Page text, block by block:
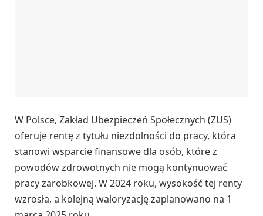
W Polsce, Zakład Ubezpieczeń Społecznych (ZUS)
oferuje rentę z tytułu niezdolności do pracy, która
stanowi wsparcie finansowe dla osób, które z
powodów zdrowotnych nie mogą kontynuować
pracy zarobkowej. W 2024 roku, wysokość tej renty
wzrosła, a kolejną waloryzację zaplanowano na 1